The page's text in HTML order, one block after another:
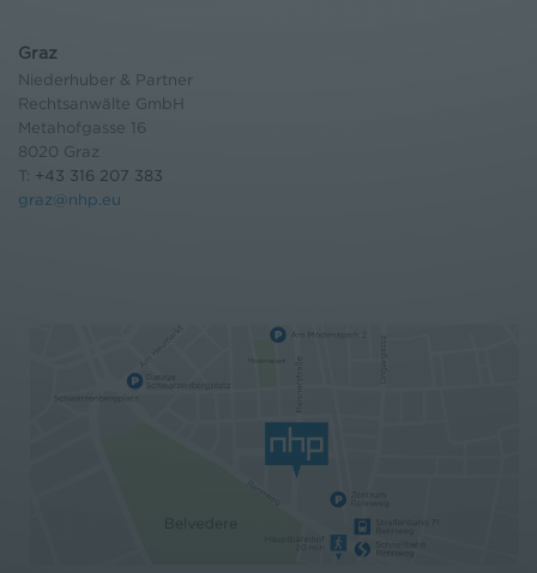
Graz
Niederhuber & Partner
Rechtsanwälte GmbH
Metahofgasse 16
8020 Graz
T: +43 316 207 383
graz@nhp.eu